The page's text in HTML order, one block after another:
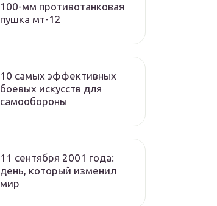
100-мм противотанковая
пушка мт-12
10 самых эффективных
боевых искусств для
самообороны
11 сентября 2001 года:
день, который изменил
мир